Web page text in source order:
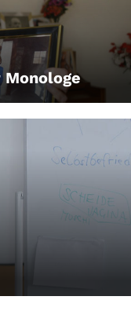
Monologe